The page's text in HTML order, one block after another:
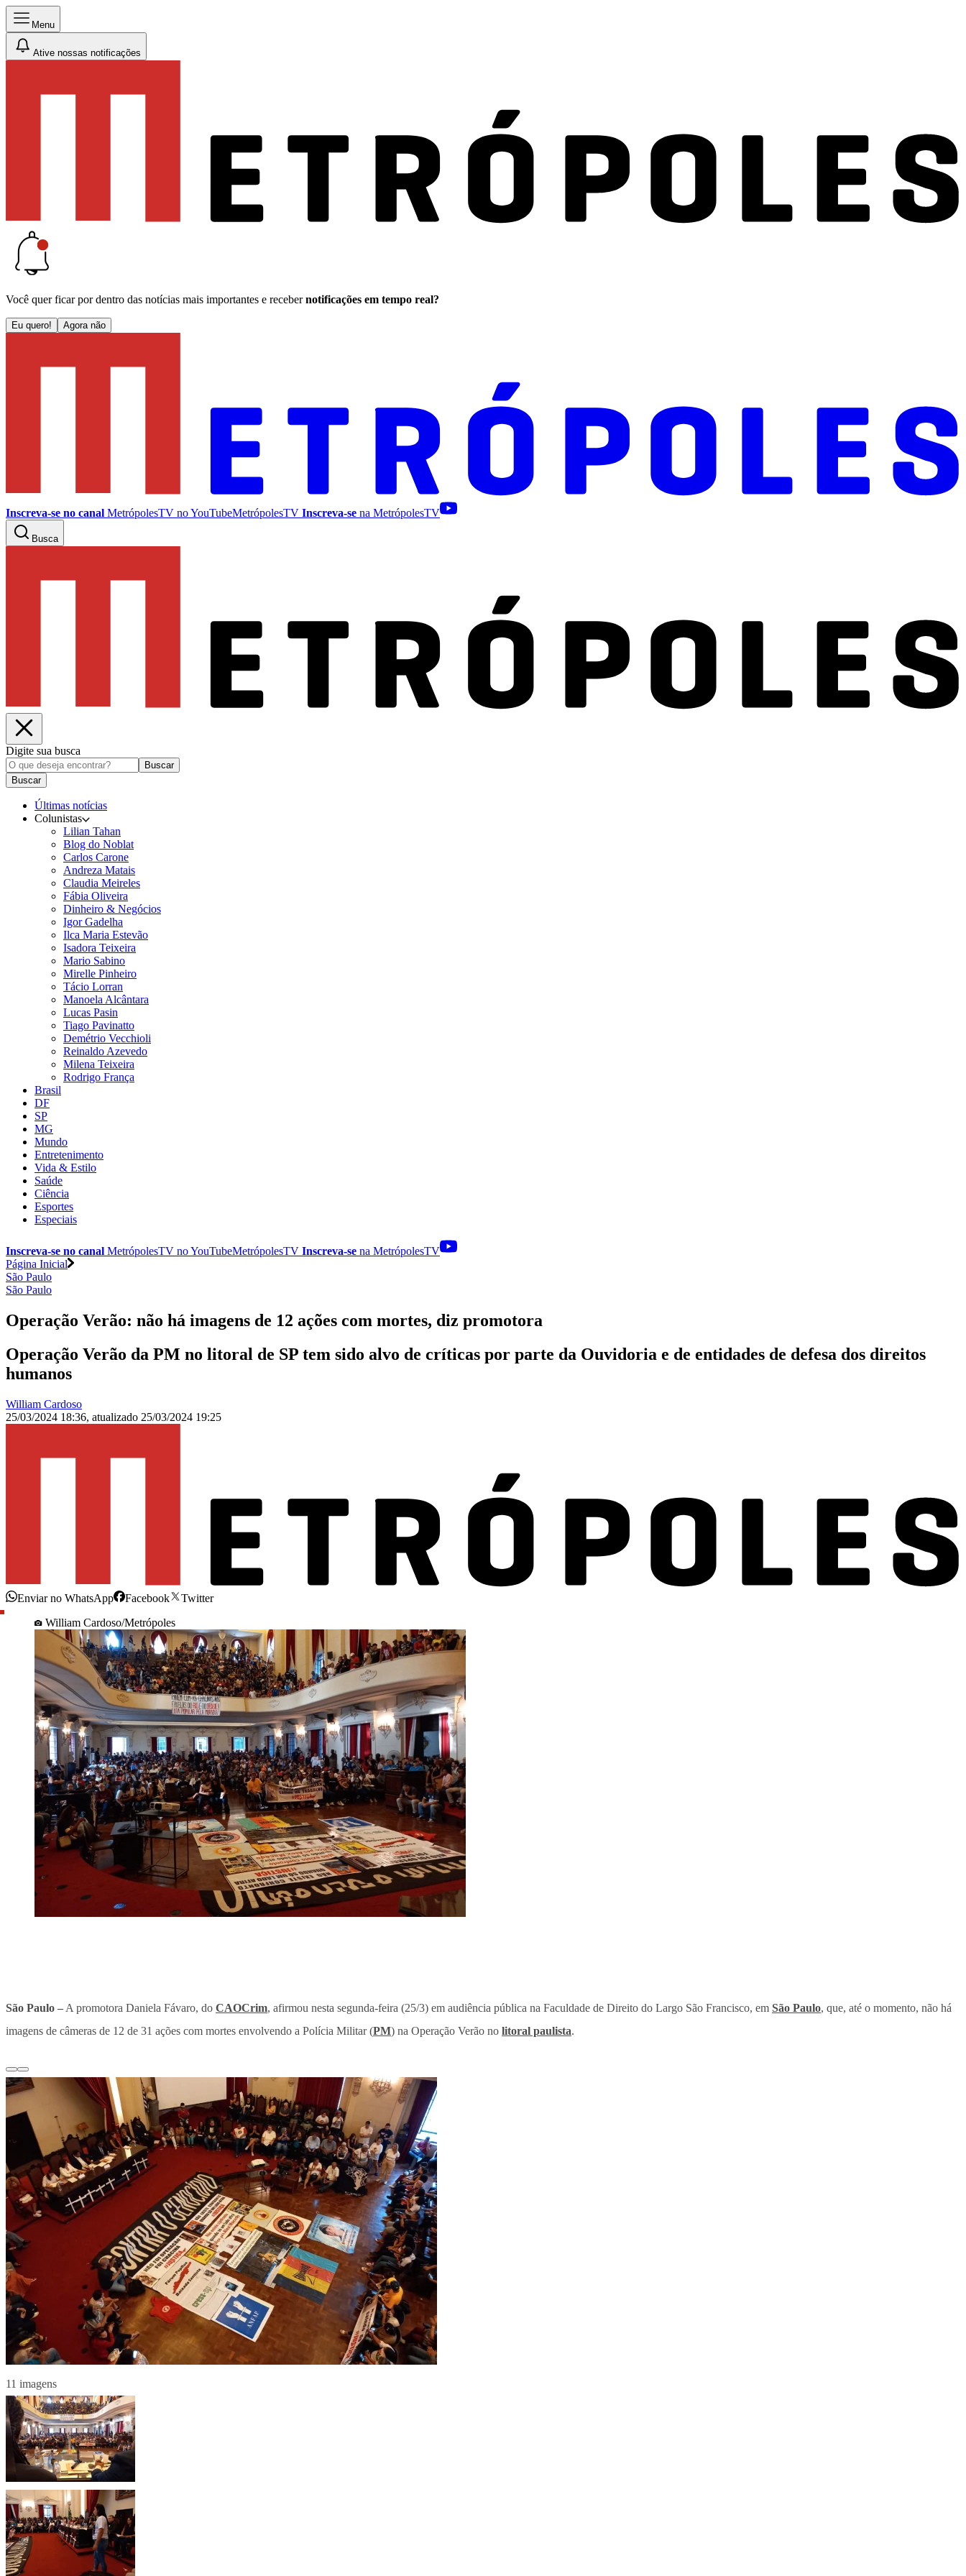
Menu
Ative nossas notificações
Você quer ficar por dentro das notícias mais importantes e receber notificações em tempo real?
Eu quero! Agora não
Inscreva-se no canal MetrópolesTV noYouTubeMetrópolesTV Inscreva-se na MetrópolesTV
Busca
Digite sua busca
Buscar
Buscar
Últimas notícias
Colunistas
Lilian Tahan
Blog do Noblat
Carlos Carone
Andreza Matais
Claudia Meireles
Fábia Oliveira
Dinheiro & Negócios
Igor Gadelha
Ilca Maria Estevão
Isadora Teixeira
Mario Sabino
Mirelle Pinheiro
Tácio Lorran
Manoela Alcântara
Lucas Pasin
Tiago Pavinatto
Demétrio Vecchioli
Reinaldo Azevedo
Milena Teixeira
Rodrigo França
Brasil
DF
SP
MG
Mundo
Entretenimento
Vida & Estilo
Saúde
Ciência
Esportes
Especiais
Inscreva-se no canal MetrópolesTV noYouTubeMetrópolesTV Inscreva-se na MetrópolesTV
Página Inicial
São Paulo
São Paulo
Operação Verão: não há imagens de 12 ações com mortes, diz promotora
Operação Verão da PM no litoral de SP tem sido alvo de críticas por parte da Ouvidoria e de entidades de defesa dos direitos
humanos
William Cardoso
25/03/2024 18:36, atualizado 25/03/2024 19:25
Enviar no WhatsApp Facebook
Twitter
William Cardoso/Metrópoles
São Paulo – A promotora Daniela Fávaro, do CAOCrim, afirmou nesta segunda-feira (25/3) em audiência pública na Faculdade de Direito do Largo São Francisco, em São Paulo, que, até o momento, não há
imagens de câmeras de 12 de 31 ações com mortes envolvendo a Polícia Militar (PM) na Operação Verão no litoral paulista.
11 imagens